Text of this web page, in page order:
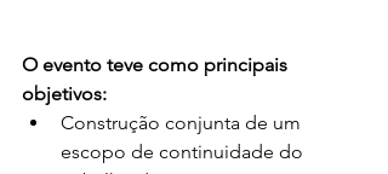
O evento teve como principais
objetivos:
Construção conjunta de um
escopo de continuidade do